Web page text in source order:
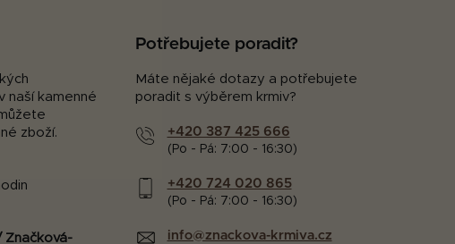
naší kamenné
zboží.
Značková-
Potřebujete poradit?
Máte nějaké dotazy a potřebujete
poradit s výběrem krmiv?
+420 387 425 666
(Po - Pá: 7:00 - 16:30)
+420 724 020 865
(Po - Pá: 7:00 - 16:30)
info@znackova-krmiva.cz